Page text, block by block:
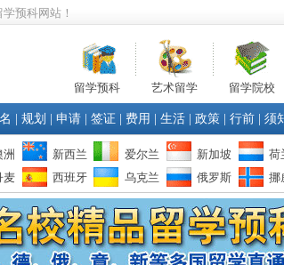
预科网站！
留学预科 艺术留学 留学院校
规划 申请 签证 费用 生活 政策 行前 须
洲 新西兰 爱尔兰 新加坡 荷
麦 西班牙 乌克兰 俄罗斯 挪